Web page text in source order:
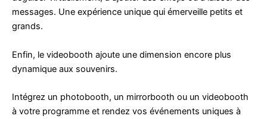
messages. Une expérience unique qui émerveille petits et
grands.
Enfin, le videobooth ajoute une dimension encore plus
dynamique aux souvenirs.
Intégrez un photobooth, un mirrorbooth ou un videobooth
à votre programme et rendez vos événements uniques à